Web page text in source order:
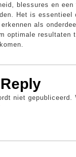
blessures en een
Het is essentieel
als
optimale resultaten
niet gepubliceerd.